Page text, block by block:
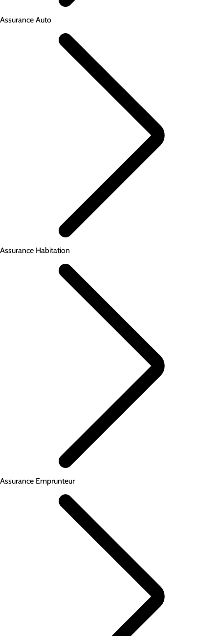
Assurance Auto
Assurance Habitation
Assurance Emprunteur